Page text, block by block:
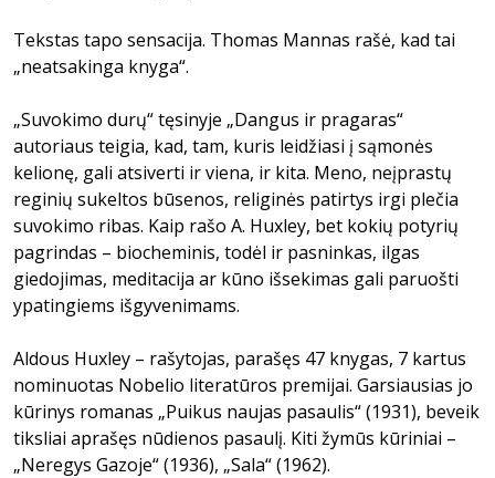
Tekstas tapo sensacija. Thomas Mannas rašė, kad tai
„neatsakinga knyga“.
„Suvokimo durų“ tęsinyje „Dangus ir pragaras“
autoriaus teigia, kad, tam, kuris leidžiasi į sąmonės
kelionę, gali atsiverti ir viena, ir kita. Meno, neįprastų
reginių sukeltos būsenos, religinės patirtys irgi plečia
suvokimo ribas. Kaip rašo A. Huxley, bet kokių potyrių
pagrindas – biocheminis, todėl ir pasninkas, ilgas
giedojimas, meditacija ar kūno išsekimas gali paruošti
ypatingiems išgyvenimams.
Aldous Huxley – rašytojas, parašęs 47 knygas, 7 kartus
nominuotas Nobelio literatūros premijai. Garsiausias jo
kūrinys romanas „Puikus naujas pasaulis“ (1931), beveik
tiksliai aprašęs nūdienos pasaulį. Kiti žymūs kūriniai –
„Neregys Gazoje“ (1936), „Sala“ (1962).